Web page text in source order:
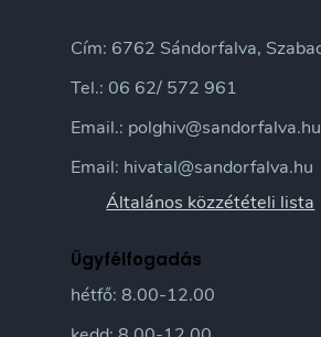
Cím: 6762 Sándorfalva,
Tel.: 06 62/ 572 961
Email.: polghiv@sandorfalva.hu
Email: hivatal@sandorfalva.hu
Általános közzétételi lista
Ügyfélfogadás
hétfő: 8.00-12.00